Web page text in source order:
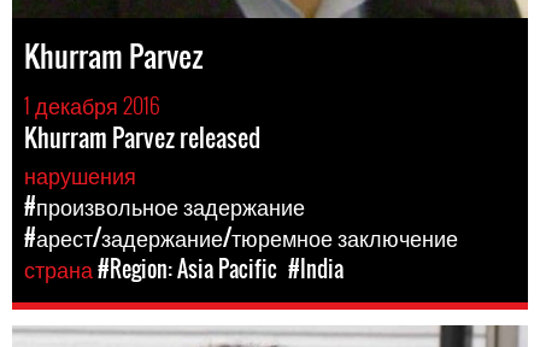
Khurram Parvez
1 декабря 2016
Khurram Parvez released
нарушения
#произвольное задержание
#арест/задержание/тюремное заключение
страна#Region: Asia Pacific #India